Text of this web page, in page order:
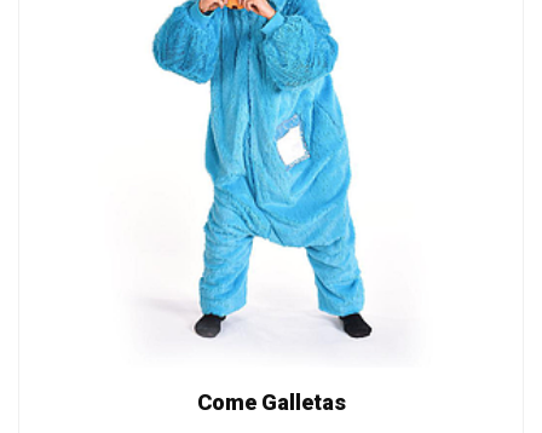
Come Galletas